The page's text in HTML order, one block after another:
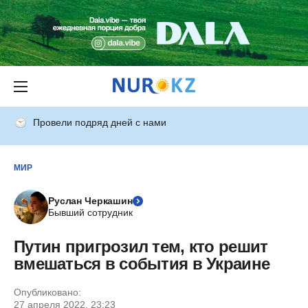
Провели подряд дней с нами
МИР
Руслан Черкашин
Бывший сотрудник
Путин пригрозил тем, кто решит
вмешаться в события в Украине
Опубликовано:
27 апреля 2022, 23:23